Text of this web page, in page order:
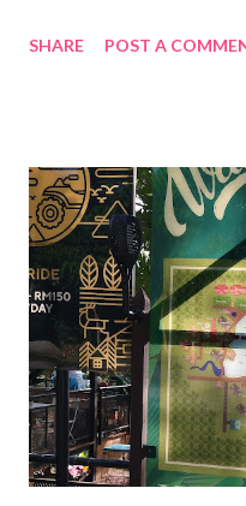
Kuala Lumpur nie kak mied
berkedudukan diantara
PWTC . dan mula
Hotel ini adalah butik hotel
kotemporari , vintaj dan
Sweden yang bermaksud
penginapan yang tersedia.
ditawarkan oleh STEG Hotel
Groo...
SHARE POST A